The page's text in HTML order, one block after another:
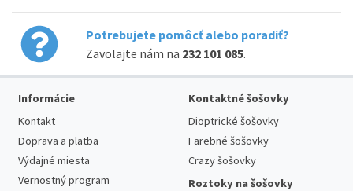
Potrebujete pomôcť alebo poradiť?
Zavolajte nám na 232 101 085.
Informácie
Kontakt
Doprava a platba
Výdajné miesta
Vernostný program
Kontaktné šošovky
Dioptrické šošovky
Farebné šošovky
Crazy šošovky
Roztoky na šošovky